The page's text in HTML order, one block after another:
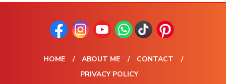
HOME ABOUT ME
CONTACT
PRIVACY POLICY